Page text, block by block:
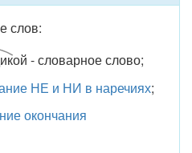
слов:
ой - словарное слово;
НЕ и НИ в наречиях;
окончания